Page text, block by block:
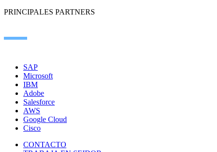
PRINCIPALES PARTNERS
SAP
Microsoft
IBM
Adobe
Salesforce
AWS
Google Cloud
Cisco
CONTACTO